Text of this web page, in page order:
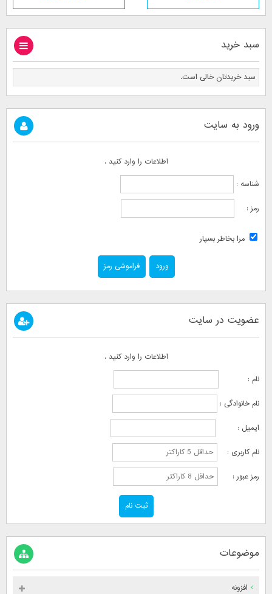
سبد خرید
سبد خریدتان خالی است.
ورود به سایت
اطلاعات را وارد کنید .
شناسه :
رمز :
مرا بخاطر بسپار
فراموشی رمز
عضویت در سایت
اطلاعات را وارد کنید .
نام :
نام خانوادگی :
ایمیل :
نام کاربری :
رمز عبور :
موضوعات
افزونه